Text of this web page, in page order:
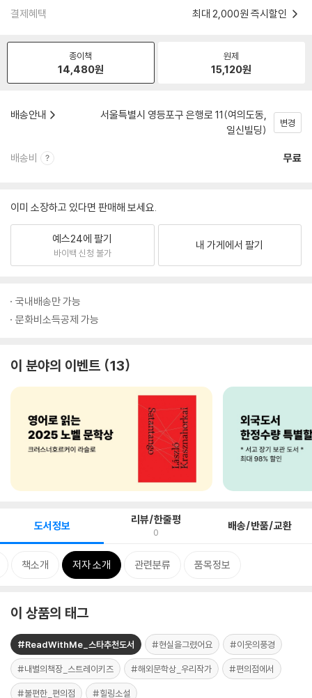
결제혜택 최대 2,000원 즉시할인
종이책
14,480원
원제
15,120원
배송안내
서울특별시 영등포구 은행로 11(여의도동,
일신빌딩)
변경
배송비 무료
이미 소장하고 있다면 판매해 보세요.
예스24에 팔기
바이백 신청 불가
내 가게에서 팔기
국내배송만 가능
문화비소득공제 가능
이 분야의 이벤트 13
도서정보 리뷰/한줄평
0 배송/반품/교환
책소개 저자 소개 관련분류 품목정보
이 상품의 태그
#ReadWithMe_스타추천도서 #현실을그렸어요 #이웃의풍경
#내별의책장_스트레이키즈 #해외문학상_우리작가 #편의점에서
#불편한_편의점 #힐링소설